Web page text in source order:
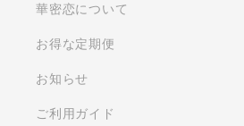
華密恋について
お得な定期便
お知らせ
ご利用ガイド